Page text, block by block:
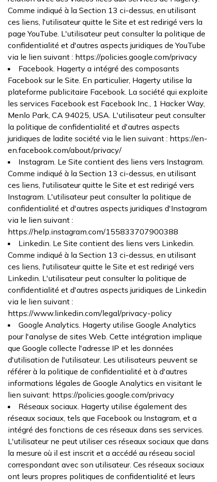
Comme indiqué à la Section 13 ci-dessus, en utilisant
ces liens, l'utilisateur quitte le Site et est redirigé vers la
page YouTube. L'utilisateur peut consulter la politique de
confidentialité et d'autres aspects juridiques de YouTube
via le lien suivant : https://policies.google.com/privacy
Facebook. Hagerty a intégré des composants
Facebook sur le Site. En particulier, Hagerty utilise la
plateforme publicitaire Facebook. La société qui exploite
les services Facebook est Facebook Inc., 1 Hacker Way,
Menlo Park, CA 94025, USA. L'utilisateur peut consulter
la politique de confidentialité et d'autres aspects
juridiques de ladite société via le lien suivant : https://en-
en.facebook.com/about/privacy/
Instagram. Le Site contient des liens vers Instagram.
Comme indiqué à la Section 13 ci-dessus, en utilisant
ces liens, l'utilisateur quitte le Site et est redirigé vers
Instagram. L'utilisateur peut consulter la politique de
confidentialité et d'autres aspects juridiques d'Instagram
via le lien suivant :
https://help.instagram.com/155833707900388
Linkedin. Le Site contient des liens vers Linkedin.
Comme indiqué à la Section 13 ci-dessus, en utilisant
ces liens, l'utilisateur quitte le Site et est redirigé vers
Linkedin. L'utilisateur peut consulter la politique de
confidentialité et d'autres aspects juridiques de Linkedin
via le lien suivant :
https://www.linkedin.com/legal/privacy-policy
Google Analytics. Hagerty utilise Google Analytics
pour l'analyse de sites Web. Cette intégration implique
que Google collecte l'adresse IP et les données
d'utilisation de l'utilisateur. Les utilisateurs peuvent se
référer à la politique de confidentialité et à d'autres
informations légales de Google Analytics en visitant le
lien suivant: https://policies.google.com/privacy
Réseaux sociaux. Hagerty utilise également des
réseaux sociaux, tels que Facebook ou Instagram, et a
intégré des fonctions de ces réseaux dans ses services.
L'utilisateur ne peut utiliser ces réseaux sociaux que dans
la mesure où il est inscrit et a accédé au réseau social
correspondant avec son utilisateur. Ces réseaux sociaux
ont leurs propres politiques de confidentialité et leurs